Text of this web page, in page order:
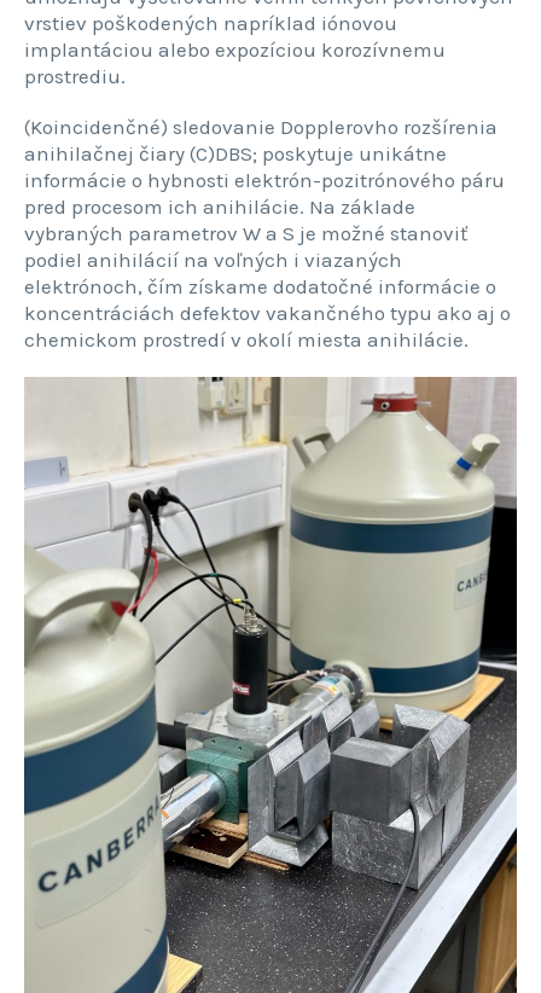
vrstiev poškodených napríklad iónovou
implantáciou alebo expozíciou korozívnemu
prostrediu.
(Koincidenčné) sledovanie Dopplerovho rozšírenia
anihilačnej čiary (C)DBS; poskytuje unikátne
informácie o hybnosti elektrón-pozitrónového páru
pred procesom ich anihilácie. Na základe
vybraných parametrov W a S je možné stanoviť
podiel anihilácií na voľných i viazaných
elektrónoch, čím získame dodatočné informácie o
koncentráciách defektov vakančného typu ako aj o
chemickom prostredí v okolí miesta anihilácie.